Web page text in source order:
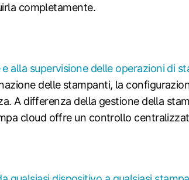
completamente.
alla supervisione delle operazioni di
delle stampanti, la
A differenza della gestione della
cloud offre un controllo